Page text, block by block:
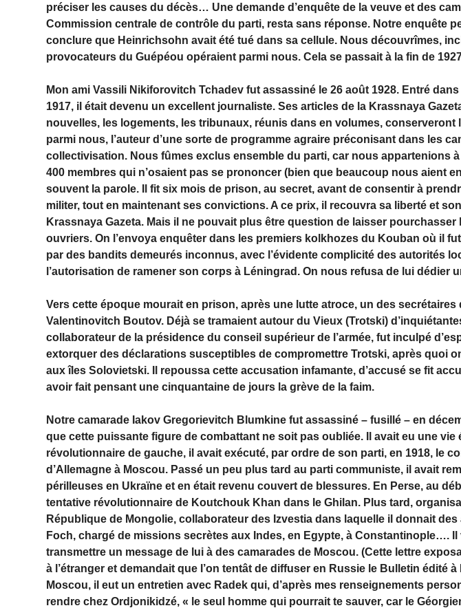
préciser les causes du décès… Une demande d’enquête de la veuve et des
Commission centrale de contrôle du parti, resta sans réponse. Notre enquête
conclure que Heinrichsohn avait été tué dans sa cellule. Nous découvrîmes,
provocateurs du Guépéou opéraient parmi nous. Cela se passait à la fin de
Mon ami Vassili Nikiforovitch Tchadev fut assassiné le 26 août 1928. Entré
1917, il était devenu un excellent journaliste. Ses articles de la Krassnaya
nouvelles, les logements, les tribunaux, réunis dans en volumes, conserveront
parmi nous, l’auteur d’une sorte de programme agraire préconisant dans les
collectivisation. Nous fûmes exclus ensemble du parti, car nous appartenions
400 membres qui n’osaient pas se prononcer (bien que beaucoup nous aient
souvent la parole. Il fit six mois de prison, au secret, avant de consentir à
militer, tout en maintenant ses convictions. A ce prix, il recouvra sa liberté et
Krassnaya Gazeta. Mais il ne pouvait plus être question de laisser
ouvriers. On l’envoya enquêter dans les premiers kolkhozes du Kouban où il
par des bandits demeurés inconnus, avec l’évidente complicité des autorités
l’autorisation de ramener son corps à Léningrad. On nous refusa de lui dédier
Vers cette époque mourait en prison, après une lutte atroce, un des secrétaires
Valentinovitch Boutov. Déjà se tramaient autour du Vieux (Trotski)
collaborateur de la présidence du conseil supérieur de l’armée, fut inculpé
extorquer des déclarations susceptibles de compromettre Trotski, après quoi
aux îles Solovietski. Il repoussa cette accusation infamante, d’accusé se fit
avoir fait pensant une cinquantaine de jours la grève de la faim.
Notre camarade Iakov Gregorievitch Blumkine fut assassiné – fusillé – en
que cette puissante figure de combattant ne soit pas oubliée. Il avait eu une vie
révolutionnaire de gauche, il avait exécuté, par ordre de son parti, en 1918, le
d’Allemagne à Moscou. Passé un peu plus tard au parti communiste, il avait
périlleuses en Ukraïne et en était revenu couvert de blessures. En Perse, au
tentative révolutionnaire de Koutchouk Khan dans le Ghilan. Plus tard,
République de Mongolie, collaborateur des Izvestia dans laquelle il donnait
Foch, chargé de missions secrètes aux Indes, en Egypte, à Constantinople…. Il
transmettre un message de lui à des camarades de Moscou. (Cette lettre
à l’étranger et demandait que l’on tentât de diffuser en Russie le Bulletin édité
Moscou, il eut un entretien avec Radek qui, d’après mes renseignements
rendre chez Ordjonikidzé, « le seul homme qui pourrait te sauver, car le